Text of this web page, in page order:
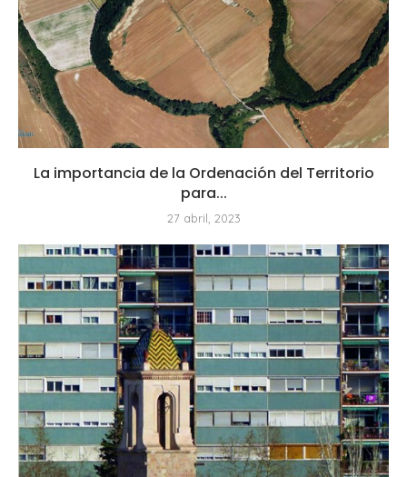
La importancia de la Ordenación del Territorio
para...
27 abril, 2023